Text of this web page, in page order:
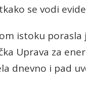
se vodi
istoku
Uprava za
dnevno i pad